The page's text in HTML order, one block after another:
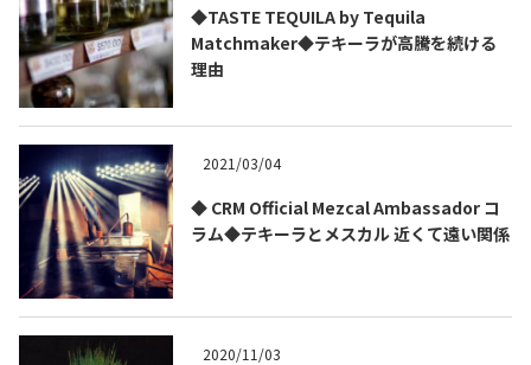
◆TASTE TEQUILA by Tequila
Matchmaker◆テキーラが高騰を続ける
理由
2021/03/04
◆ CRM Official Mezcal Ambassador コ
ラム◆テキーラとメスカル 近くて遠い関係
2020/11/03